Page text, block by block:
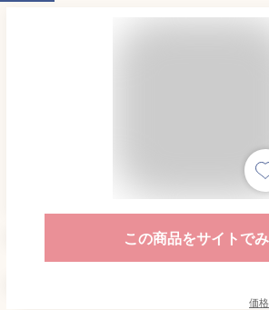
この商品をサイトで
価